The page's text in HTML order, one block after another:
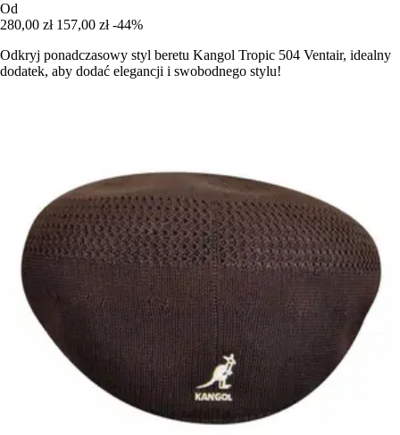
Od
280,00 zł 157,00 zł -44%
Odkryj ponadczasowy styl beretu Kangol Tropic 504 Ventair, idealny
dodatek, aby dodać elegancji i swobodnego stylu!